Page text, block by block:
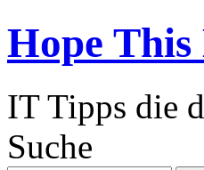
Hope This
IT Tipps die
Suche